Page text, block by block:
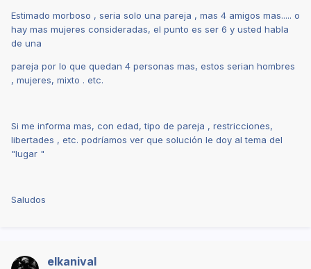
Estimado morboso , seria solo una pareja , mas 4 amigos mas..... o
hay mas mujeres consideradas, el punto es ser 6 y usted habla
de una
pareja por lo que quedan 4 personas mas, estos serian hombres
, mujeres, mixto . etc.
Si me informa mas, con edad, tipo de pareja , restricciones,
libertades , etc. podríamos ver que solución le doy al tema del
"lugar "
Saludos
elkanival